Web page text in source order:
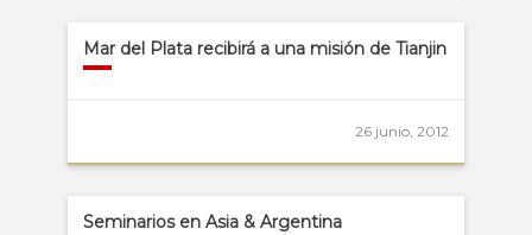
Mar del Plata recibirá a una misión de Tianjin
26 junio, 2012
Seminarios en Asia & Argentina